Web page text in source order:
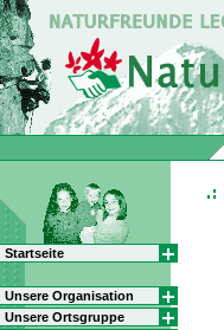
Startseite
Unsere Organisation
Unsere Ortsgruppe